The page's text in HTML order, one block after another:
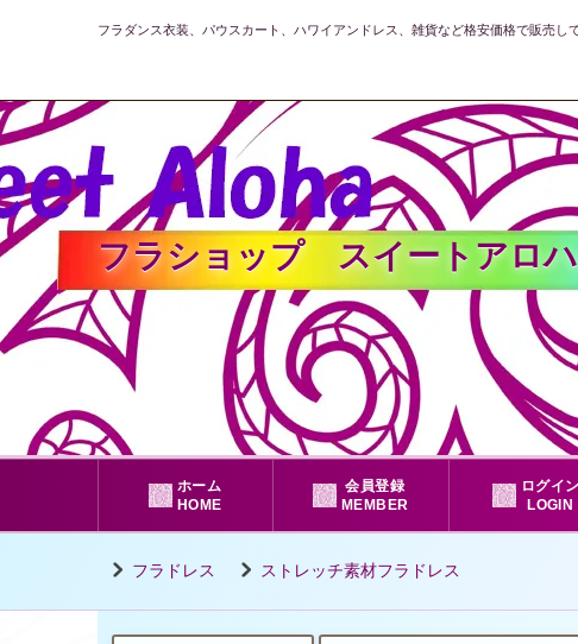
フラダンス衣装、パウスカート、ハワイアンドレス、雑貨など格安価格で販売し
フラショップ スイートアロ
ホーム
HOME
会員登録
MEMBER
ログイン
LOGIN
フラドレス ストレッチ素材フラドレス